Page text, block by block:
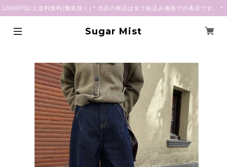
10000円以上送料無料(離島除く)＊当店の商品は全て税込み価格での表示です。＊
Sugar Mist